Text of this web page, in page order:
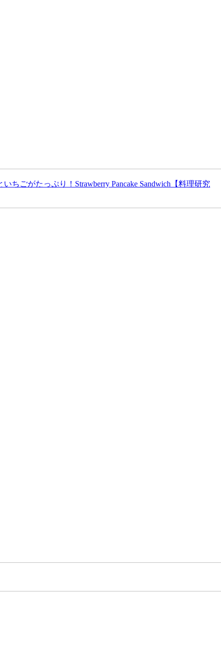
ごがたっぷり！Strawberry Pancake Sandwich【料理研究